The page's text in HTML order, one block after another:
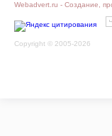
Webadvert.ru - Создание,
Copyright © 2005-2026